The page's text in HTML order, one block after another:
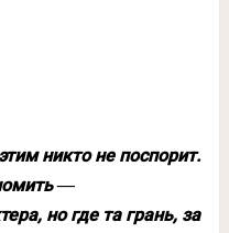
никто не поспорит.
―
но где та грань, за